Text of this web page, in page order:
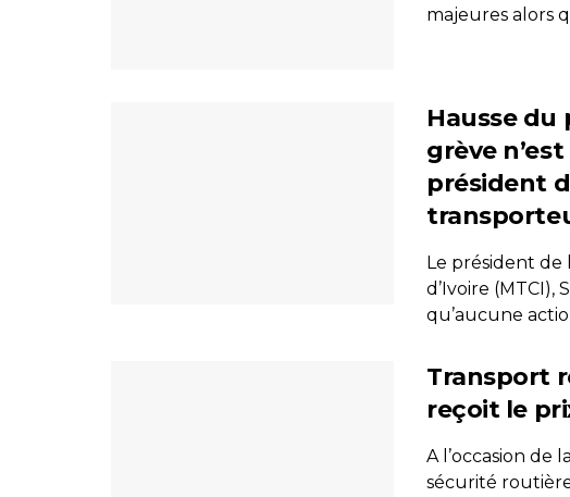
majeures alors
Hausse du
grève
président
Le président de
d’Ivoire (MTCI),
qu’aucune
Transport
reçoit le
A l’occasion de
sécurité routière